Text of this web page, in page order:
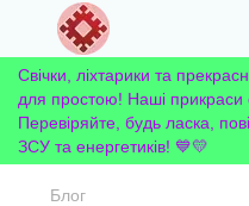
Свічки, ліхтарики та
для простою! Наші прикраси
Перевіряйте, будь ласка,
ЗСУ та енергетиків! 💙💛
Блог